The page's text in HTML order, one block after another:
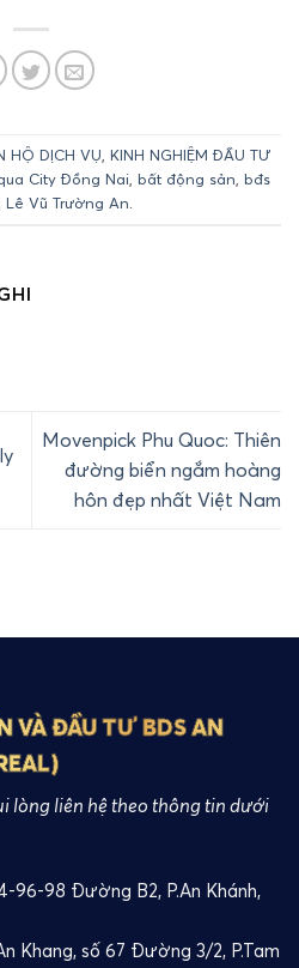
HỘ DỊCH VỤ, KINH NGHIỆM ĐẦU TƯ
City Đồng Nai, bất động sản, bđs
Lê Vũ Trường An.
Movenpick Phu Quoc: Thiên
đường biển ngắm hoàng
hôn đẹp nhất Việt Nam
VÀ ĐẦU TƯ BDS AN
lòng liên hệ theo thông tin dưới
96-98 Đường B2, P.An Khánh,
Khang, số 67 Đường 3/2, P.Tam